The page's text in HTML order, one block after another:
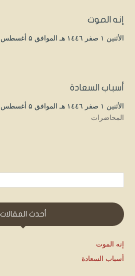
إنه الموت
الأثنين ۱ صفر ۱٤٤٦ هـ الموافق ۵ أغسطس ۲۰۲٤ مـ |
أسباب السعادة
الأثنين ۱ صفر ۱٤٤٦ هـ الموافق ۵ أغسطس ۲۰۲٤ مـ |
المحاضرات
أحدث المقالات
إنه الموت
أسباب السعادة